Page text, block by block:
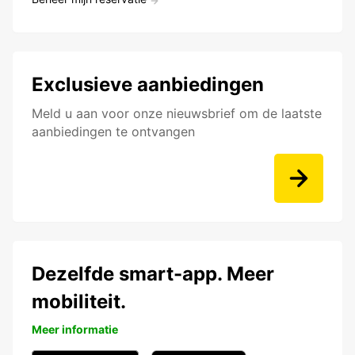
Exclusieve aanbiedingen
Meld u aan voor onze nieuwsbrief om de laatste
aanbiedingen te ontvangen
Dezelfde smart-app. Meer
mobiliteit.
Meer informatie